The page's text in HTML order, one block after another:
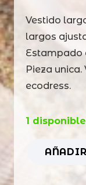
Vestido
largos
Estampado
Pieza
ecodress.
1